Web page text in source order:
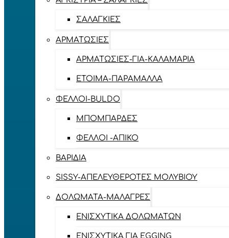
ΣΑΛΑΓΚΙΈΣ
ΑΡΜΑΤΩΣΙΈΣ
ΑΡΜΑΤΩΣΙΈΣ-ΓΙΑ-ΚΑΛΑΜΆΡΙΑ
ΈΤΟΙΜΑ-ΠΑΡΆΜΑΛΛΑ
ΦΕΛΛΟΊ-BULDO
ΜΠΟΜΠΆΡΔΕΣ
ΦΕΛΛΟΊ -ΑΠΊΚΟ
ΒΑΡΊΔΙΑ
SISSY-ΑΠΕΛΕΥΘΕΡΟΤΈΣ ΜΟΛΥΒΙΟΎ
ΔΟΛΏΜΑΤΑ-ΜΑΛΆΓΡΕΣ
ΕΝΙΣΧΥΤΙΚΆ ΔΟΛΩΜΆΤΩΝ
ΕΝΙΣΧΥΤΙΚΆ ΓΙΑ EGGING